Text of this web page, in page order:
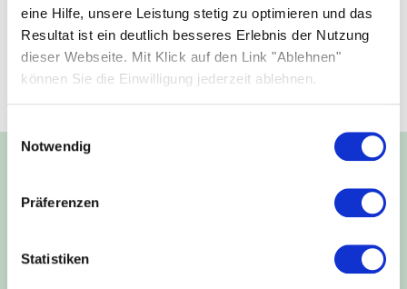
eine Hilfe, unsere Leistung stetig zu optimieren und das
Resultat ist ein deutlich besseres Erlebnis der Nutzung
dieser Webseite. Mit Klick auf den Link "Ablehnen"
können Sie die Einwilligung jederzeit ablehnen.
Notwendig
Präferenzen
Statistiken
Energie für Generationen:
Unser Versprechen für eine
nachhaltige Welt.